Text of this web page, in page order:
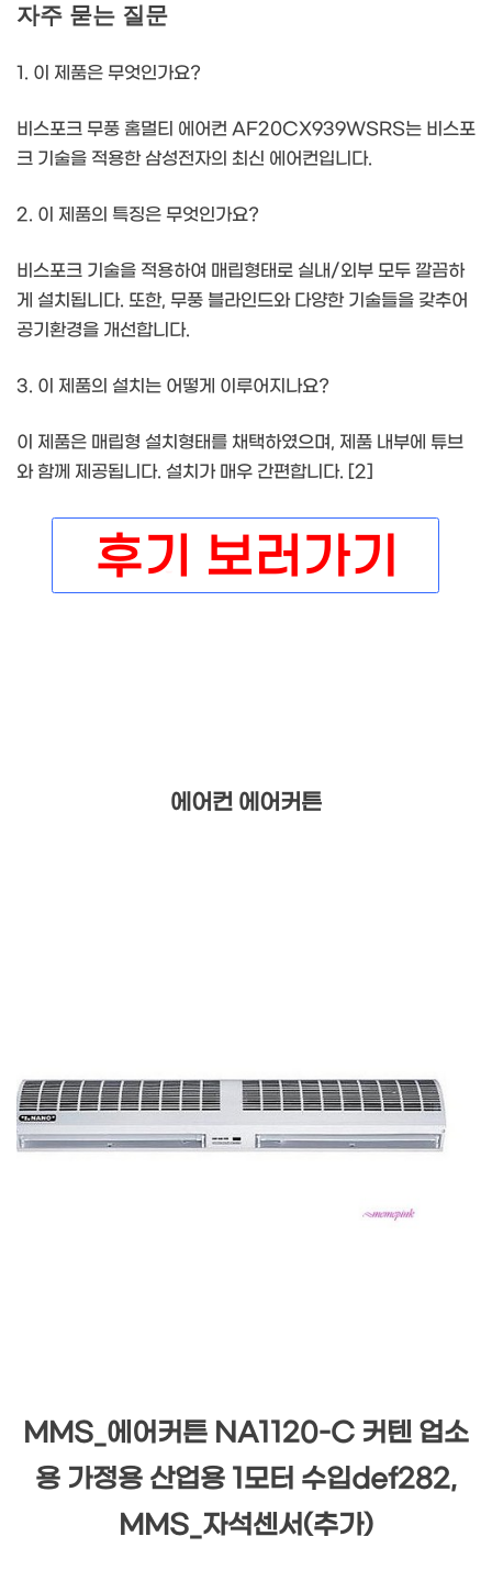
자주 묻는 질문
1. 이 제품은 무엇인가요?
비스포크 무풍 홈멀티 에어컨 AF20CX939WSRS는 비스포
크 기술을 적용한 삼성전자의 최신 에어컨입니다.
2. 이 제품의 특징은 무엇인가요?
비스포크 기술을 적용하여 매립형태로 실내/외부 모두 깔끔하
게 설치됩니다. 또한, 무풍 블라인드와 다양한 기술들을 갖추어
공기환경을 개선합니다.
3. 이 제품의 설치는 어떻게 이루어지나요?
이 제품은 매립형 설치형태를 채택하였으며, 제품 내부에 튜브
와 함께 제공됩니다. 설치가 매우 간편합니다. [2]
에어컨 에어커튼
MMS_에어커튼 NA1120-C 커텐 업소
용 가정용 산업용 1모터 수입def282,
MMS_자석센서(추가)